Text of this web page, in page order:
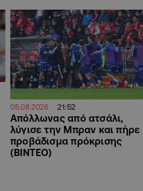
05.08.2026 21:52
Απόλλωνας από ατσάλι,
λύγισε την Μπραν και πήρε
προβάδισμα πρόκρισης
(ΒΙΝΤΕΟ)